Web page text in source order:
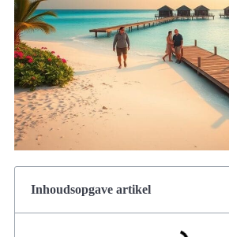
Inhoudsopgave artikel